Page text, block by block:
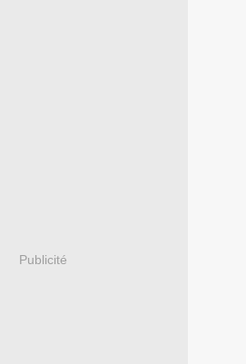
Publicité